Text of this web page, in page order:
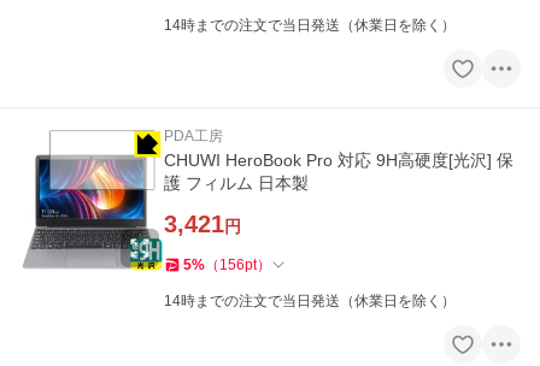
14時までの注文で当日発送（休業日を除く）
PDA工房
CHUWI HeroBook Pro 対応 9H高硬度[光沢] 保
護 フィルム 日本製
3,421円
5% （ 156pt）
14時までの注文で当日発送（休業日を除く）